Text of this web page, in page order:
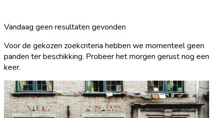
Vandaag geen resultaten gevonden
Voor de gekozen zoekcriteria hebben we momenteel geen
panden ter beschikking. Probeer het morgen gerust nog een
keer.